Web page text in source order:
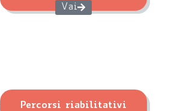
Vai
Percorsi riabilitativi